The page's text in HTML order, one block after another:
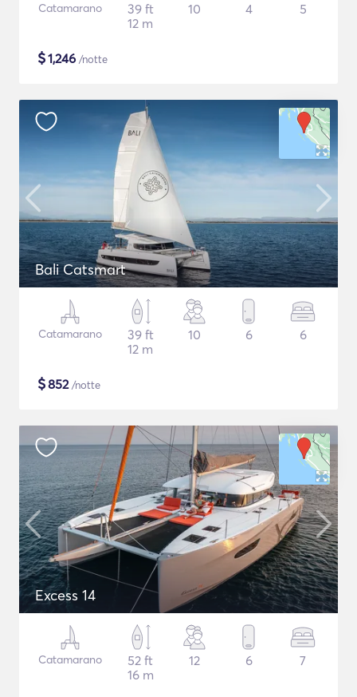
Catamarano
39 ft
12 m
10 4 5
$1,246 /notte
Bali Catsmart
Catamarano
39 ft
12 m
10 6 6
$852/notte
Excess 14
Catamarano
52 ft
16 m
12 6 7